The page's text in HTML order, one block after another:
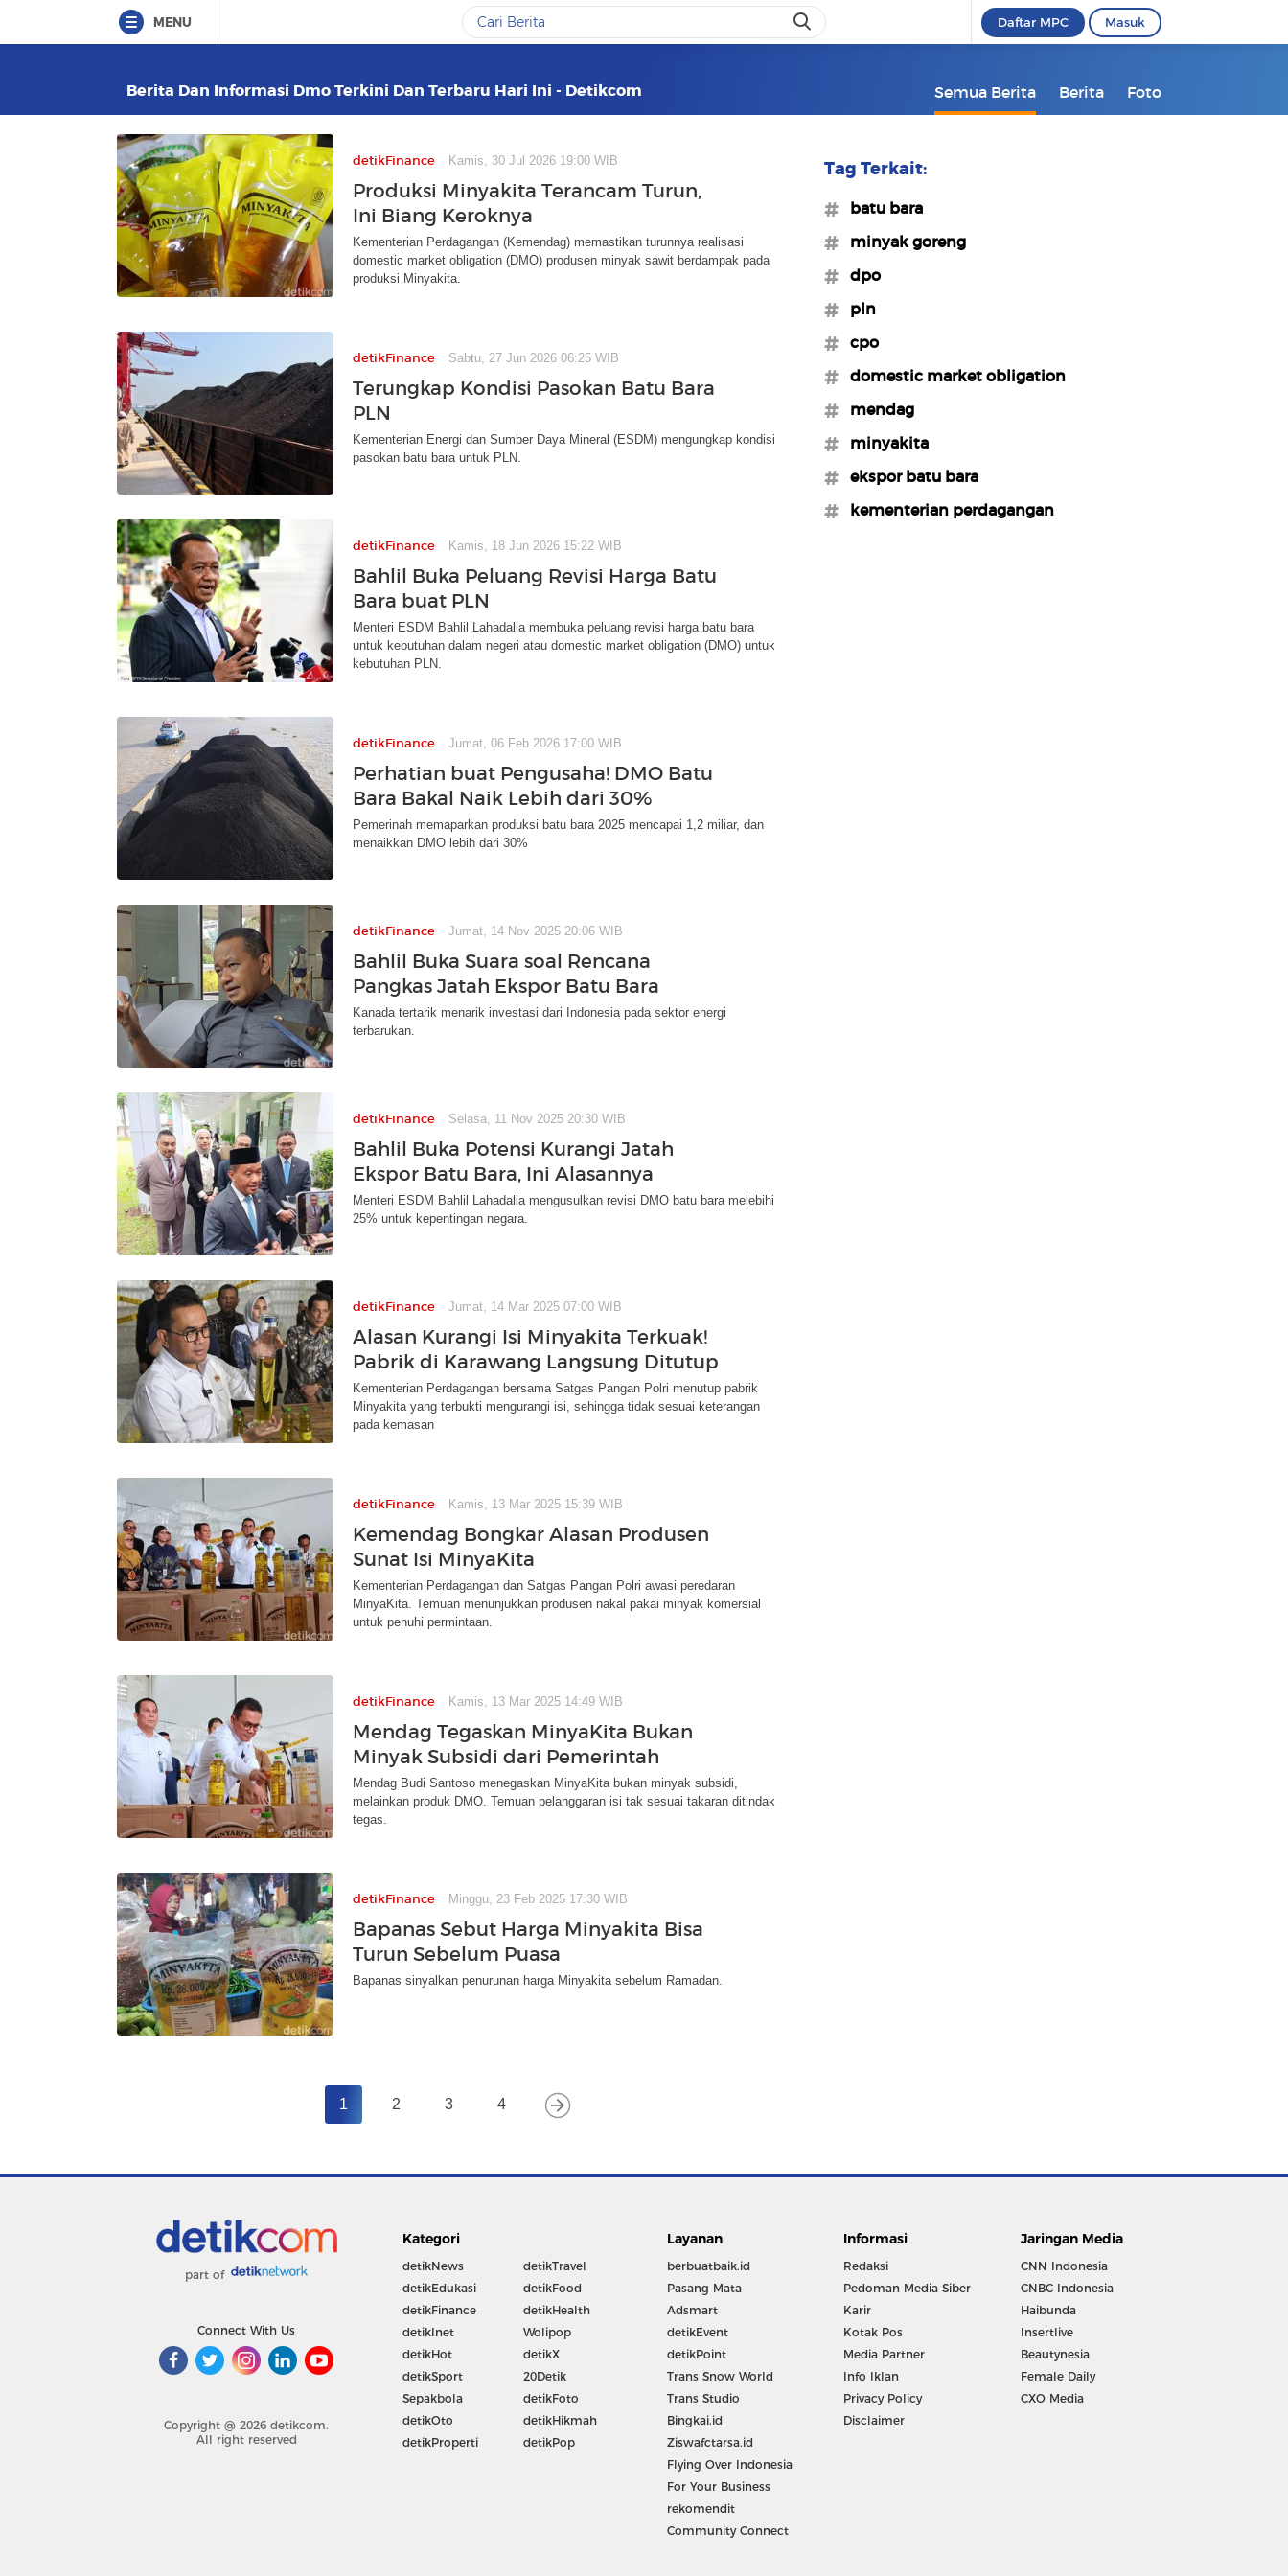
MENU Daftar MPC Masuk
Berita Dan Informasi Dmo Terkini Dan Terbaru Hari Ini - Detikcom Semua Berita Berita Foto
detikFinance Kamis, 30 Jul 2026 19:00 WIB
Produksi Minyakita Terancam Turun,
Ini Biang Keroknya
Kementerian Perdagangan (Kemendag) memastikan turunnya realisasi
domestic market obligation (DMO) produsen minyak sawit berdampak pada
produksi Minyakita.
detikFinance Sabtu, 27 Jun 2026 06:25 WIB
Terungkap Kondisi Pasokan Batu Bara
PLN
Kementerian Energi dan Sumber Daya Mineral (ESDM) mengungkap kondisi
pasokan batu bara untuk PLN.
detikFinance Kamis, 18 Jun 2026 15:22 WIB
Bahlil Buka Peluang Revisi Harga Batu
Bara buat PLN
Menteri ESDM Bahlil Lahadalia membuka peluang revisi harga batu bara
untuk kebutuhan dalam negeri atau domestic market obligation (DMO) untuk
kebutuhan PLN.
detikFinance Jumat, 06 Feb 2026 17:00 WIB
Perhatian buat Pengusaha! DMO Batu
Bara Bakal Naik Lebih dari 30%
Pemerinah memaparkan produksi batu bara 2025 mencapai 1,2 miliar, dan
menaikkan DMO lebih dari 30%
detikFinance Jumat, 14 Nov 2025 20:06 WIB
Bahlil Buka Suara soal Rencana
Pangkas Jatah Ekspor Batu Bara
Kanada tertarik menarik investasi dari Indonesia pada sektor energi
terbarukan.
detikFinance Selasa, 11 Nov 2025 20:30 WIB
Bahlil Buka Potensi Kurangi Jatah
Ekspor Batu Bara, Ini Alasannya
Menteri ESDM Bahlil Lahadalia mengusulkan revisi DMO batu bara melebihi
25% untuk kepentingan negara.
detikFinance Jumat, 14 Mar 2025 07:00 WIB
Alasan Kurangi Isi Minyakita Terkuak!
Pabrik di Karawang Langsung Ditutup
Kementerian Perdagangan bersama Satgas Pangan Polri menutup pabrik
Minyakita yang terbukti mengurangi isi, sehingga tidak sesuai keterangan
pada kemasan
detikFinance Kamis, 13 Mar 2025 15:39 WIB
Kemendag Bongkar Alasan Produsen
Sunat Isi MinyaKita
Kementerian Perdagangan dan Satgas Pangan Polri awasi peredaran
MinyaKita. Temuan menunjukkan produsen nakal pakai minyak komersial
untuk penuhi permintaan.
detikFinance Kamis, 13 Mar 2025 14:49 WIB
Mendag Tegaskan MinyaKita Bukan
Minyak Subsidi dari Pemerintah
Mendag Budi Santoso menegaskan MinyaKita bukan minyak subsidi,
melainkan produk DMO. Temuan pelanggaran isi tak sesuai takaran ditindak
tegas.
detikFinance Minggu, 23 Feb 2025 17:30 WIB
Bapanas Sebut Harga Minyakita Bisa
Turun Sebelum Puasa
Bapanas sinyalkan penurunan harga Minyakita sebelum Ramadan.
1 2 3 4
Tag Terkait:
#batu bara
#minyak goreng
#dpo
#pln
#cpo
#domestic market obligation
#mendag
#minyakita
#ekspor batu bara
#kementerian perdagangan
part of
Connect With Us
Copyright @ 2026 detikcom.
All right reserved
Kategori
detikNews
detikEdukasi
detikFinance
detikInet
detikHot
detikSport
Sepakbola
detikOto
detikProperti
detikTravel
detikFood
detikHealth
Wolipop
detikX
20Detik
detikFoto
detikHikmah
detikPop
Layanan
berbuatbaik.id
Pasang Mata
Adsmart
detikEvent
detikPoint
Trans Snow World
Trans Studio
Bingkai.id
Ziswafctarsa.id
Flying Over Indonesia
For Your Business
rekomendit
Community Connect
Informasi
Redaksi
Pedoman Media Siber
Karir
Kotak Pos
Media Partner
Info Iklan
Privacy Policy
Disclaimer
Jaringan Media
CNN Indonesia
CNBC Indonesia
Haibunda
Insertlive
Beautynesia
Female Daily
CXO Media